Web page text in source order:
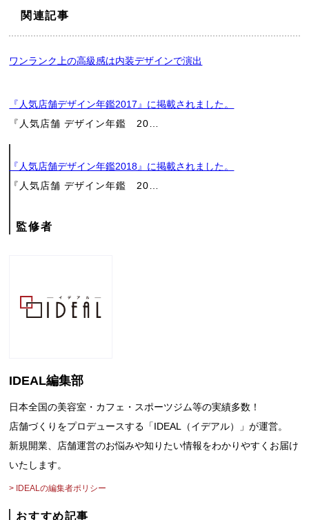
関連記事
ワンランク上の高級感は内装デザインで演出
『人気店舗デザイン年鑑2017』に掲載されました。
『人気店舗 デザイン年鑑 20…
『人気店舗デザイン年鑑2018』に掲載されました。
『人気店舗 デザイン年鑑 20…
監修者
IDEAL編集部
日本全国の美容室・カフェ・スポーツジム等の実績多数！
店舗づくりをプロデュースする「IDEAL（イデアル）」が運営。
新規開業、店舗運営のお悩みや知りたい情報をわかりやすくお届け
いたします。
> IDEALの編集者ポリシー
おすすめ記事